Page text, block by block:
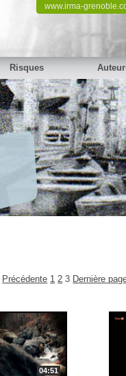
www.irma-
Risques
Précédente 1 2 3 Dernière
04:51